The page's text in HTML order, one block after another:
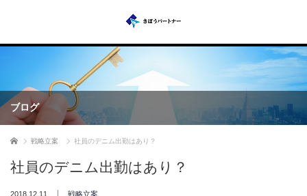
ブログ
ホーム 戦略立案 社員のデニム出勤はあり？
社員のデニム出勤はあり？
2018.12.11 戦略立案